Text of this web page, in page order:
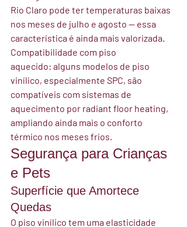
Rio Claro pode ter temperaturas baixas
nos meses de julho e agosto — essa
característica é ainda mais valorizada.
Compatibilidade com piso
aquecido: alguns modelos de piso
vinílico, especialmente SPC, são
compatíveis com sistemas de
aquecimento por radiant floor heating,
ampliando ainda mais o conforto
térmico nos meses frios.
Segurança para Crianças
e Pets
Superfície que Amortece
Quedas
O piso vinílico tem uma elasticidade